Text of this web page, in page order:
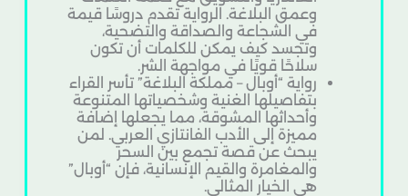
وعمق البلاغة. الرواية تقدم دروسًا قيمة
في الشجاعة والصداقة والتضحية،
وتجسد كيف يمكن للكلمات أن تكون
سلاحًا قويًا في مواجهة الشر.
رواية “أوبال – مملكة البلاغة” تأسر القراء
بتفاصيلها الغنية وشخصياتها المتنوعة
وأحداثها المشوقة، مما يجعلها إضافة
مميزة إلى الأدب الفانتازي العربي. لمن
يبحث عن قصة تجمع بين السحر
والمغامرة والقيم الإنسانية، فإن “أوبال”
هي الخيار المثالي.